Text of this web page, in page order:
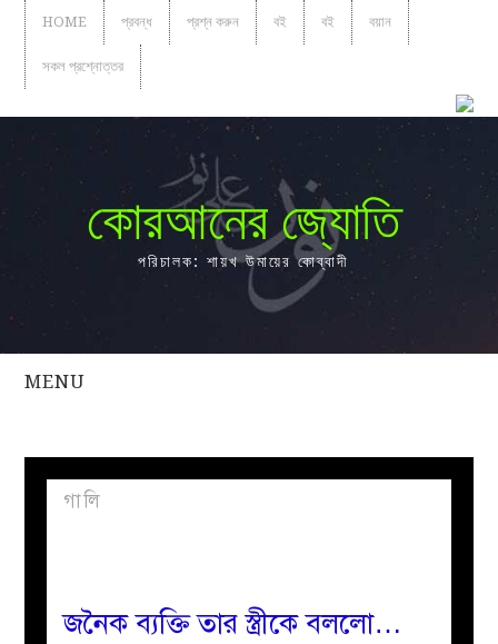
HOME প্রবন্ধ প্রশ্ন করুন বই বই বয়ান
সকল প্রশ্নোত্তর
কোরআনের জ্যোতি
পরিচালক: শায়খ উমায়ের কোব্বাদী
MENU
সকল
প্রবন্ধ
নারীদের
গালি
জনৈক ব্যক্তি তার স্ত্রীকে বললো…